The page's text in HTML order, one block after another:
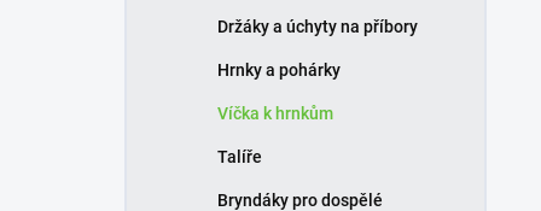
Držáky a úchyty na příbory
Hrnky a pohárky
Víčka k hrnkům
Talíře
Bryndáky pro dospělé